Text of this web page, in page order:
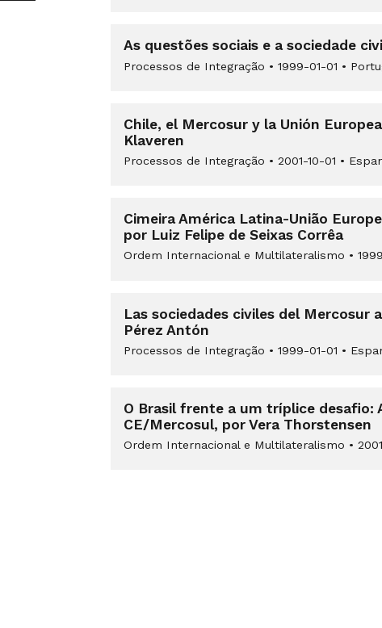
As questões sociais e a sociedade
Processos de Integração • 1999-01-01 •
Chile, el Mercosur y la Unión
Klaveren
Processos de Integração • 2001-10-01 •
Cimeira América Latina-União
por Luiz Felipe de Seixas Corrêa
Ordem Internacional e Multilateralismo •
Las sociedades civiles del Mercosur
Pérez Antón
Processos de Integração • 1999-01-01 •
O Brasil frente a um tríplice desafio:
CE/Mercosul, por Vera Thorstensen
Ordem Internacional e Multilateralismo •